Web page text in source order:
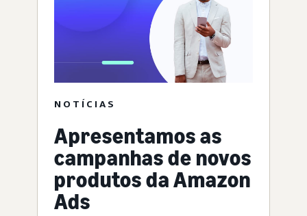
NOTÍCIAS
Apresentamos as
campanhas de novos
produtos da Amazon
Ads